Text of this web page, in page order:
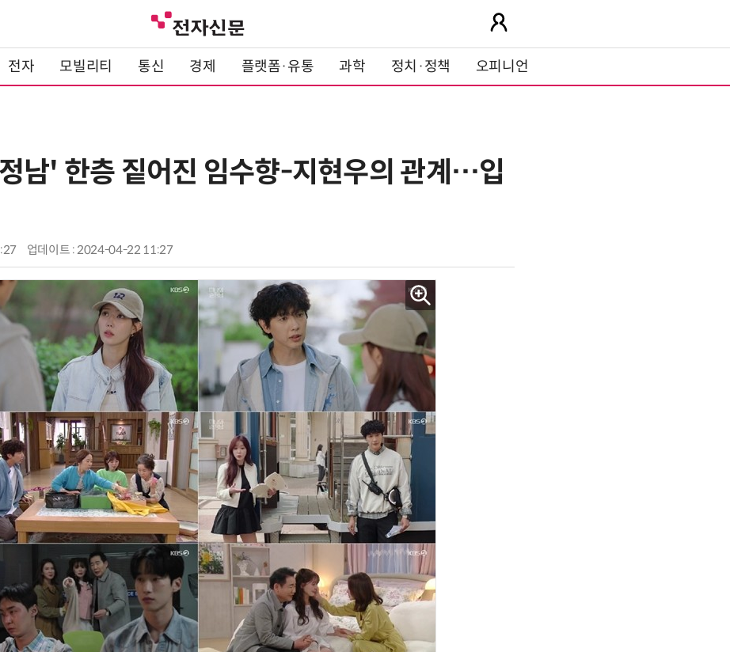
전자 모빌리티 통신 경제 플랫폼·유통 과학 정치·정책 오피니언
남' 한층 짙어진 임수향-지현우의 관계…입
업데이트 : 2024-04-22 11:27